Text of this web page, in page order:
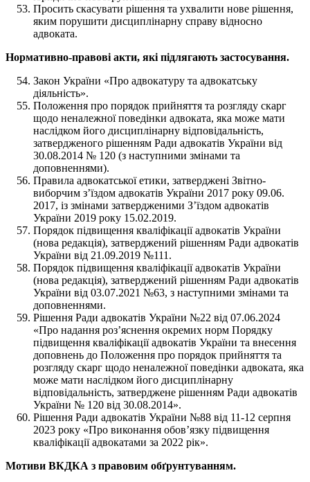
Просить скасувати рішення та ухвалити нове рішення,
яким порушити дисциплінарну справу відносно
адвоката.
Нормативно-правові акти, які підлягають застосування.
Закон України «Про адвокатуру та адвокатську
діяльність».
Положення про порядок прийняття та розгляду скарг
щодо неналежної поведінки адвоката, яка може мати
наслідком його дисциплінарну відповідальність,
затвердженого рішенням Ради адвокатів України від
30.08.2014 № 120 (з наступними змінами та
доповненнями).
Правила адвокатської етики, затверджені Звітно-
виборчим з’їздом адвокатів України 2017 року 09.06.
2017, із змінами затвердженими З’їздом адвокатів
України 2019 року 15.02.2019.
Порядок підвищення кваліфікації адвокатів України
(нова редакція), затверджений рішенням Ради адвокатів
України від 21.09.2019 №111.
Порядок підвищення кваліфікації адвокатів України
(нова редакція), затверджений рішенням Ради адвокатів
України від 03.07.2021 №63, з наступними змінами та
доповненнями.
Рішення Ради адвокатів України №22 від 07.06.2024
«Про надання роз’яснення окремих норм Порядку
підвищення кваліфікації адвокатів України та внесення
доповнень до Положення про порядок прийняття та
розгляду скарг щодо неналежної поведінки адвоката, яка
може мати наслідком його дисциплінарну
відповідальність, затверджене рішенням Ради адвокатів
України № 120 від 30.08.2014».
Рішення Ради адвокатів України №88 від 11-12 серпня
2023 року «Про виконання обов’язку підвищення
кваліфікації адвокатами за 2022 рік».
Мотиви ВКДКА з правовим обґрунтуванням.